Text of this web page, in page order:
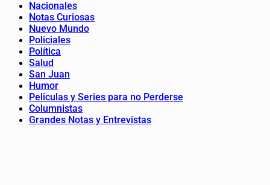
Nacionales
Notas Curiosas
Nuevo Mundo
Policiales
Política
Salud
San Juan
Humor
Peliculas y Series para no Perderse
Columnistas
Grandes Notas y Entrevistas